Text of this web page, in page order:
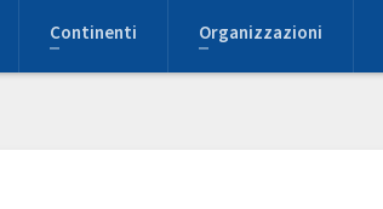
Continenti Organizzazioni